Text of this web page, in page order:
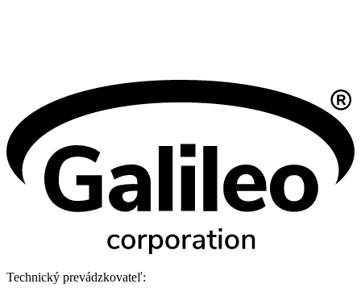
Technický prevádzkovateľ: